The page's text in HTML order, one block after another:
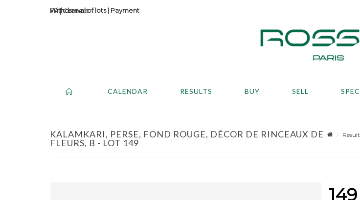
Contact
Withdrawal of lots| Payment
CALENDAR RESULTS BUY SELL
KALAMKARI, PERSE, FOND ROUGE, DÉCOR DE RINCEAUX DE
FLEURS, B - LOT 149
Result
149